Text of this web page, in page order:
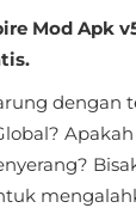
Mod Apk
dengan